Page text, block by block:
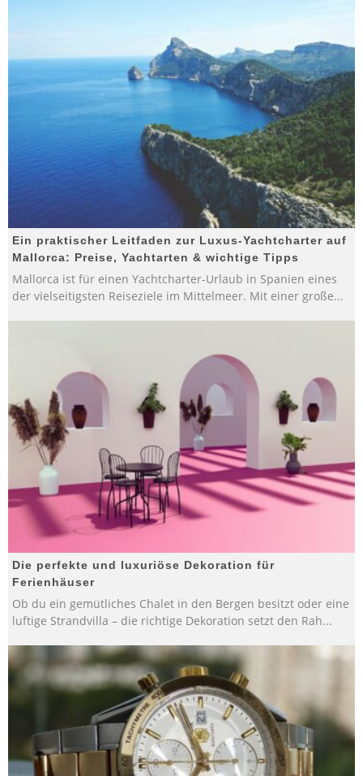
Ein praktischer Leitfaden zur Luxus-Yachtcharter auf
Mallorca: Preise, Yachtarten & wichtige Tipps
Mallorca ist für einen Yachtcharter-Urlaub in Spanien eines
der vielseitigsten Reiseziele im Mittelmeer. Mit einer große...
Die perfekte und luxuriöse Dekoration für
Ferienhäuser
Ob du ein gemütliches Chalet in den Bergen besitzt oder eine
luftige Strandvilla – die richtige Dekoration setzt den Rah...